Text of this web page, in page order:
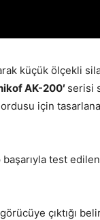
küçük ölçekli
AK-200′ serisi
için
test
çıktığı